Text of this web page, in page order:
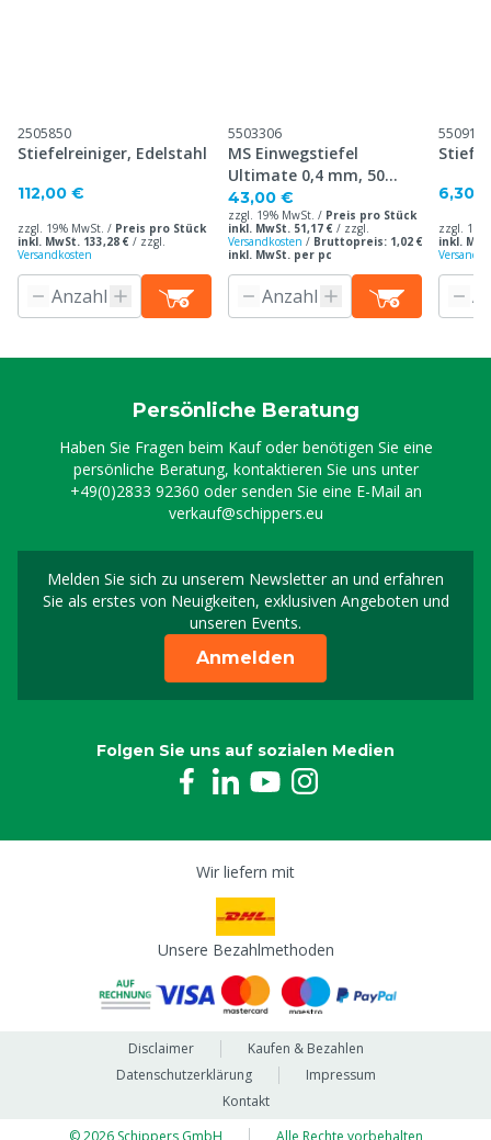
2505850
Stiefelreiniger, Edelstahl
112,00 €
zzgl. 19% MwSt. / Preis pro Stück
inkl. MwSt. 133,28 € / zzgl.
Versandkosten
5503306
MS Einwegstiefel
Ultimate 0,4 mm, 50
Stück
43,00 €
zzgl. 19% MwSt. / Preis pro Stück
inkl. MwSt. 51,17 € / zzgl.
Versandkosten / Bruttopreis: 1,02 €
inkl. MwSt. per pc
5509145
6,30 €
zzgl.
inkl.
Persönliche Beratung
Haben Sie Fragen beim Kauf oder benötigen Sie eine
persönliche Beratung, kontaktieren Sie uns unter
+49(0)2833 92360 oder senden Sie eine E-Mail an
verkauf@schippers.eu
Melden Sie sich zu unserem Newsletter an und erfahren
Sie als erstes von Neuigkeiten, exklusiven Angeboten und
unseren Events.
Melden Sie sich für
Anmelden
Folgen Sie uns auf sozialen Medien
Wir liefern mit
Unsere Bezahlmethoden
Disclaimer
Kaufen & Bezahlen
Datenschutzerklärung
Impressum
Kontakt
© 2026 Schippers GmbH
Alle Rechte vorbehalten